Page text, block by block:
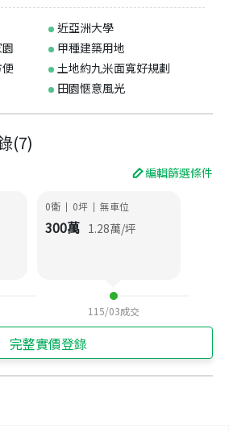
近亞洲大學
甲種建築用地
土地約九米面寬好規劃
田園愜意風光
(7)
編輯篩選條件
0衛 | 0坪 | 無車位
300萬 1.28萬/坪
115/03成交
完整實價登錄